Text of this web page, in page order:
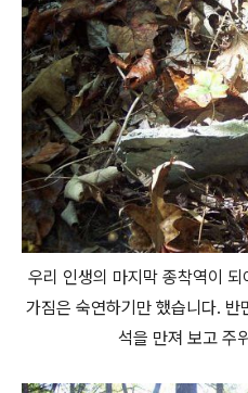
우리 인생의 마지막 종착역이
가짐은 숙연하기만 했습니다. 반
석을 만져 보고 주